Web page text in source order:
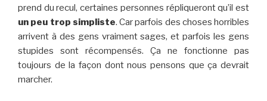
prend du recul, certaines personnes répliqueront qu’il est
un peu trop simpliste. Car parfois des choses horribles
arrivent à des gens vraiment sages, et parfois les gens
stupides sont récompensés. Ça ne fonctionne pas
toujours de la façon dont nous pensons que ça devrait
marcher.